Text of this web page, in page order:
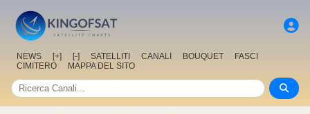
NEWS [+] [-] SATELLITI CANALI BOUQUET
FASCI
CIMITERO
MAPPA DEL SITO